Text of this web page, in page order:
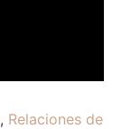
, Relaciones de